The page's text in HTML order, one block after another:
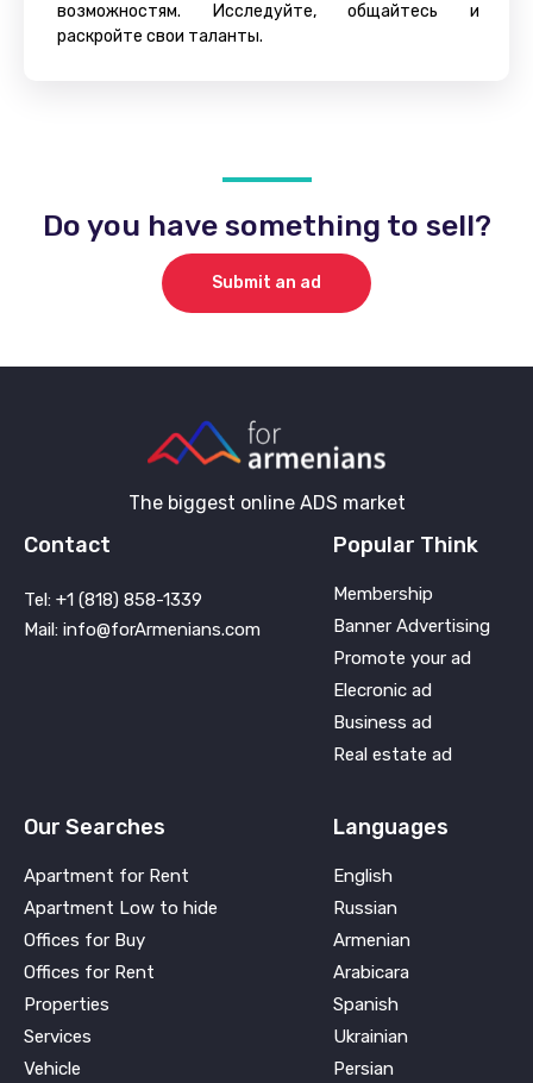
возможностям. Исследуйте, общайтесь и
раскройте свои таланты.
Do you have something to sell?
Submit an ad
The biggest online ADS market
Contact
Tel: +1 (818) 858-1339
Mail: info@forArmenians.com
Popular Think
Membership
Banner Advertising
Promote your ad
Elecronic ad
Business ad
Real estate ad
Our Searches
Apartment for Rent
Apartment Low to hide
Offices for Buy
Offices for Rent
Properties
Services
Vehicle
Languages
English
Russian
Armenian
Arabicara
Spanish
Ukrainian
Persian